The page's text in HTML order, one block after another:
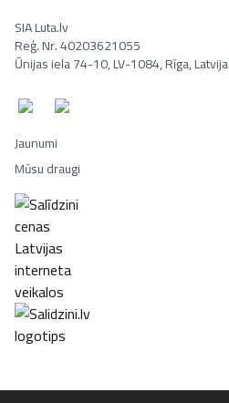
SIA Luta.lv
Reģ. Nr. 40203621055
Ūnijas iela 74-10, LV-1084, Rīga, Latvija
Jaunumi
Mūsu draugi